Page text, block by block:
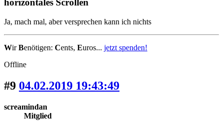
horizontales Scrollen
Ja, mach mal, aber versprechen kann ich nichts
WirBenötigen: Cents, Euros... jetzt spenden!
Offline
#9 04.02.2019 19:43:49
screamindan
Mitglied